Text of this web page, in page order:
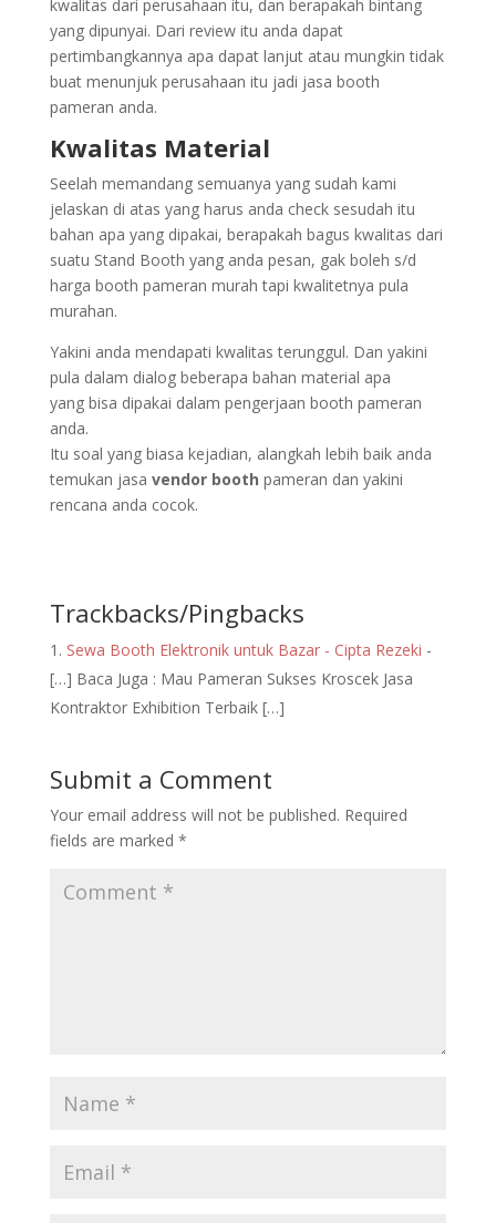
kwalitas dari perusahaan itu, dan berapakah bintang
yang dipunyai. Dari review itu anda dapat
pertimbangkannya apa dapat lanjut atau mungkin tidak
buat menunjuk perusahaan itu jadi jasa booth
pameran anda.
Kwalitas Material
Seelah memandang semuanya yang sudah kami
jelaskan di atas yang harus anda check sesudah itu
bahan apa yang dipakai, berapakah bagus kwalitas dari
suatu Stand Booth yang anda pesan, gak boleh s/d
harga booth pameran murah tapi kwalitetnya pula
murahan.
Yakini anda mendapati kwalitas terunggul. Dan yakini
pula dalam dialog beberapa bahan material apa
yang bisa dipakai dalam pengerjaan booth pameran
anda.
Itu soal yang biasa kejadian, alangkah lebih baik anda
temukan jasa vendor booth pameran dan yakini
rencana anda cocok.
Trackbacks/Pingbacks
Sewa Booth Elektronik untuk Bazar - Cipta Rezeki -
[…] Baca Juga : Mau Pameran Sukses Kroscek Jasa
Kontraktor Exhibition Terbaik […]
Submit a Comment
Your email address will not be published. Required
fields are marked *